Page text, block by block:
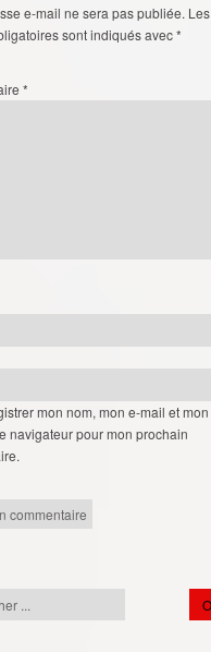
e-mail ne sera pas publiée. Les
sont indiqués avec*
*
mon nom, mon e-mail et mon
navigateur pour mon prochain